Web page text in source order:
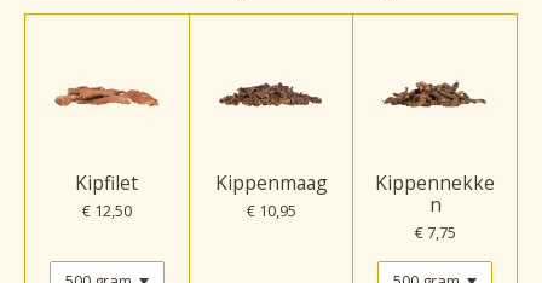
Kipfilet
€ 12,50
Kippenmaag
€ 10,95
Kippennekke
n
€ 7,75